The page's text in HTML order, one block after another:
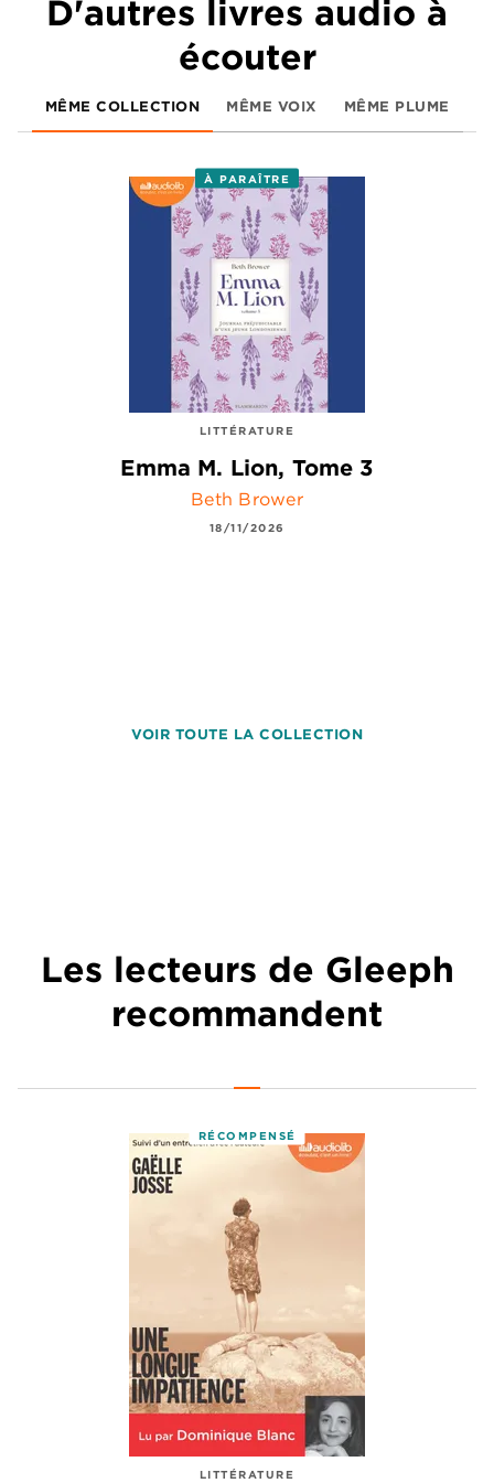
D'autres livres audio à
écouter
MÊME COLLECTION MÊME VOIX MÊME PLUME
À PARAÎTRE
LITTÉRATURE
Emma M. Lion, Tome 3
Beth Brower
18/11/2026
VOIR TOUTE LA COLLECTION
Les lecteurs de Gleeph
recommandent
RÉCOMPENSÉ
LITTÉRATURE